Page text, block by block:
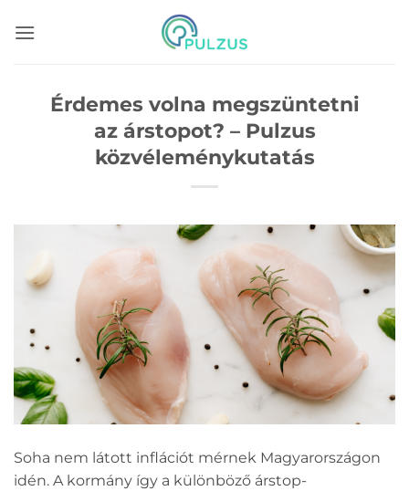
Érdemes volna megszüntetni
az árstopot? – Pulzus
közvéleménykutatás
Soha nem látott inflációt mérnek Magyarországon
idén. A kormány így a különböző árstop-